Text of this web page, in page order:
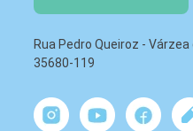
Rua Pedro Queiroz -
35680-119